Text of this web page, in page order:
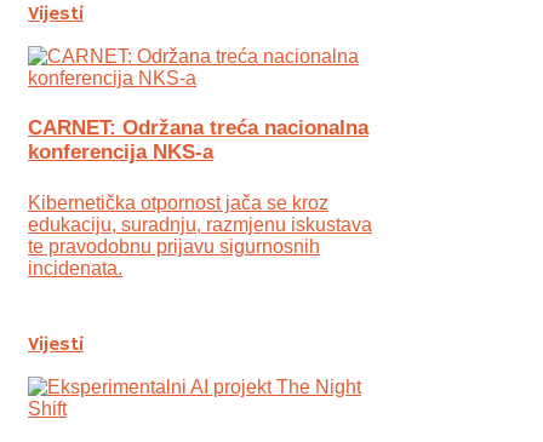
Vijesti
CARNET: Održana treća nacionalna
konferencija NKS-a
Kibernetička otpornost jača se kroz
edukaciju, suradnju, razmjenu iskustava
te pravodobnu prijavu sigurnosnih
incidenata.
Vijesti